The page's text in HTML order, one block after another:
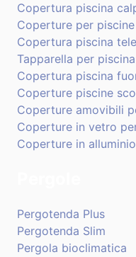
Copertura piscina
Coperture per
Copertura piscina
Tapparella per piscina
Copertura piscina
Coperture piscine
Coperture amovibili
Coperture in vetro
Coperture in
Pergotenda Plus
Pergotenda Slim
Pergola bioclimatica